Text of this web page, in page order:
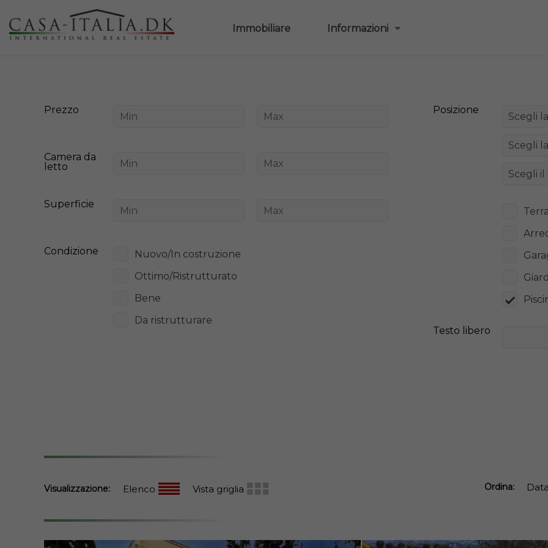
Immobiliare Informazioni
Prezzo
Camera da
letto
Superficie
Condizione
Nuovo/In costruzione
Ottimo/Ristrutturato
Bene
Da ristrutturare
Posizione
Testo libero
Visualizzazione: Elenco Vista griglia Ordina: